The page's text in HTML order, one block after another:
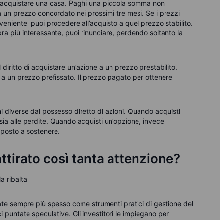
una casa. Paghi una piccola somma non
prezzo concordato nei prossimi tre mesi. Se i prezzi
puoi procedere all’acquisto a quel prezzo stabilito.
più interessante, puoi rinunciare, perdendo soltanto la
di acquistare un’azione a un prezzo prestabilito.
un prezzo prefissato. Il prezzo pagato per ottenere
dal possesso diretto di azioni. Quando acquisti
alle perdite. Quando acquisti un’opzione, invece,
a sostenere.
così tanta attenzione?
ribalta.
sempre più spesso come strumenti pratici di gestione del
speculative. Gli investitori le impiegano per